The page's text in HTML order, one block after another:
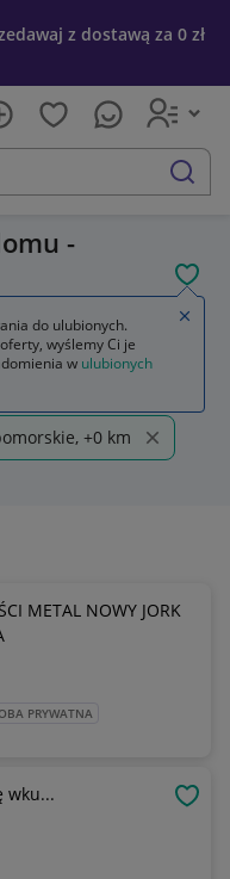
z dostawą za 0 zł
szukaj
-
Zabawne gadżety
gadżety dla dzieci
+0 km
METAL NOWY JORK
PRYWATNA
wku...
do ulubionych.
wyślemy Ci je
w ulubionych